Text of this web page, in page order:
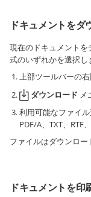
ドキュメントをダ
現在のドキュメント
式のいずれかを選択し
上部ツールバーの
ダウンロード メ
利用可能なファイル
PDF/A、TXT、RTF
ファイルはダウンロー
ドキュメントを印